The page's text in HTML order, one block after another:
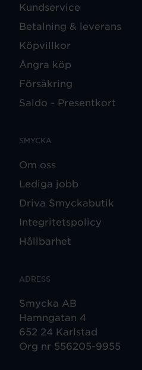
Kundservice
Betalning & leverans
Köpvillkor
Ångra köp
Försäkring
Saldo - Presentkort
SMYCKA
Om oss
Lediga jobb
Driva Smyckabutik
Integritetspolicy
Hållbarhet
ADRESS
Smycka AB
Hamngatan 4
652 24 Karlstad
Org nr 556205-9955